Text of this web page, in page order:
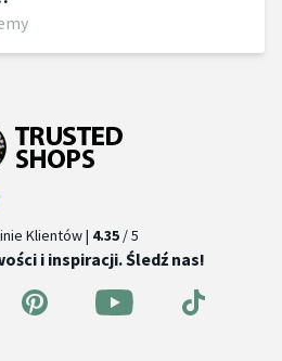
Klientów | 4.35 / 5
i inspiracji. Śledź nas!